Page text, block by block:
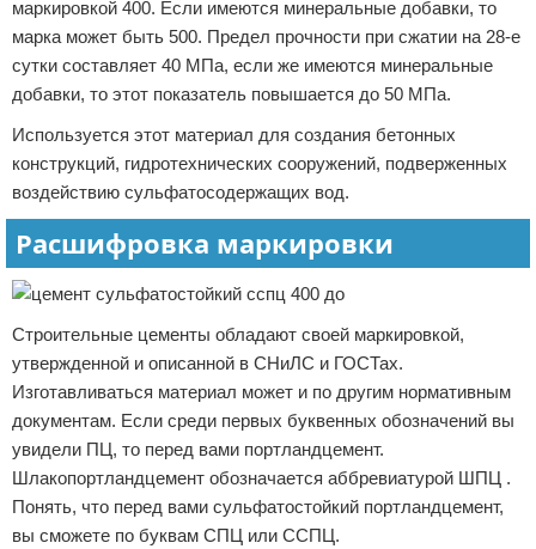
маркировкой 400. Если имеются минеральные добавки, то
марка может быть 500. Предел прочности при сжатии на 28-е
сутки составляет 40 МПа, если же имеются минеральные
добавки, то этот показатель повышается до 50 МПа.
Используется этот материал для создания бетонных
конструкций, гидротехнических сооружений, подверженных
воздействию сульфатосодержащих вод.
Расшифровка маркировки
Строительные цементы обладают своей маркировкой,
утвержденной и описанной в СНиЛС и ГОСТах.
Изготавливаться материал может и по другим нормативным
документам. Если среди первых буквенных обозначений вы
увидели ПЦ, то перед вами портландцемент.
Шлакопортландцемент обозначается аббревиатурой ШПЦ .
Понять, что перед вами сульфатостойкий портландцемент,
вы сможете по буквам СПЦ или ССПЦ.